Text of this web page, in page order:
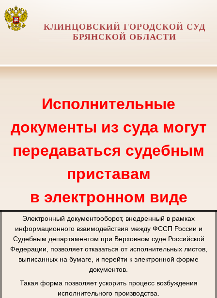
КЛИНЦОВСКИЙ ГОРОДСКОЙ СУД
БРЯНСКОЙ ОБЛАСТИ
Исполнительные
документы из суда могут
передаваться судебным
приставам
в электронном виде
Электронный документооборот, внедренный в рамках
информационного взаимодействия между ФССП России и
Судебным департаментом при Верховном суде Российской
Федерации, позволяет отказаться от исполнительных листов,
выписанных на бумаге, и перейти к электронной форме
документов.
Такая форма позволяет ускорить процесс возбуждения
исполнительного производства.